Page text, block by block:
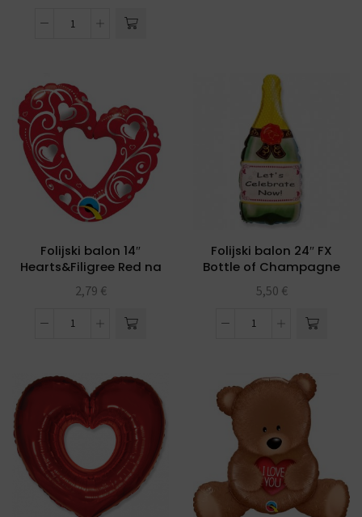
Folijski balon 14″
Hearts&Filigree Red na
štapiću
2,79 €
Folijski balon 24″ FX
Bottle of Champagne
5,50 €